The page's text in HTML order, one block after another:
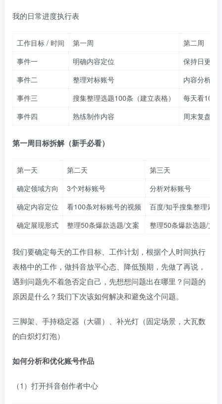
我的日常进度执行表​
工作目标 / 时间 第一周
第二周
事件一
明确内容定位
保持日更2-
事件二
整理对标账号​
内容分析、
事件三
搜集整理选题100条（建立表格）
每天看10条
事件四
​熟练制作内容​ 周末复盘总
第一周目标拆解（新手必看）
第一天 第二天
第三天
确定领域方向
3个对标账号
分析对标账号
确定内容定位
看100条对标账号的视频
百度/知乎搜集整理素材
确定展现形式
整理50条爆款选题/文案 整理50条爆款选题/文案
我们要确定每天的工作目标、工作计划，根据个人时间执行
表格中的工作，做抖音放平心态、降低预期，先做了再说，
遇到问题先不着急否定自己，先想想问题出在哪里？问题的
原因是什么？我们下次该如何解决和避免这个问题。​​
三脚架、手持稳定器（大疆）、补光灯（固定场景，大瓦数
的白炽灯灯泡）​
如何分析和优化账号作品​
（1）打开抖音创作者中心